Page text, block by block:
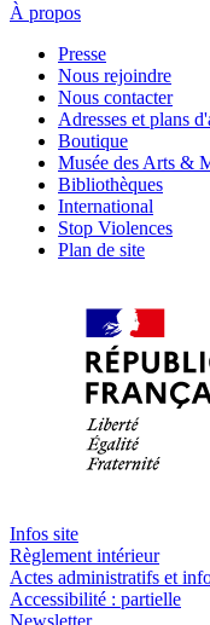
À propos
Presse
Nous rejoindre
Nous contacter
Adresses et plans
Boutique
Musée des Arts &
Bibliothèques
International
Stop Violences
Plan de site
Infos site
Règlement intérieur
Actes administratifs et
Accessibilité : partielle
Newsletter